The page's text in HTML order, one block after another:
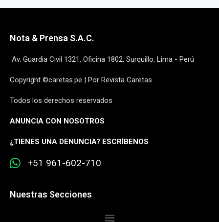
Nota & Prensa S.A.C.
Av. Guardia Civil 1321, Oficina 1802, Surquillo, Lima - Perú
Copyright ©caretas.pe | Por Revista Caretas
Todos los derechos reservados
ANUNCIA CON NOSOTROS
¿TIENES UNA DENUNCIA? ESCRÍBENOS
+51 961-602-710
Nuestras Secciones